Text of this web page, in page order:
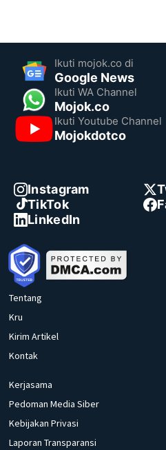
Ikuti mojok.co di
Google News
Ikuti WA Channel
Mojok.co
Ikuti Youtube Channel
Mojokdotco
Instagram
TikTok
LinkedIn
Tentang
Kru
Kirim Artikel
Kontak
Kerjasama
Pedoman Media Siber
Kebijakan Privasi
Laporan Transparansi